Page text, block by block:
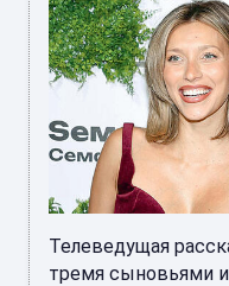
Телеведущая
тремя сыновьями